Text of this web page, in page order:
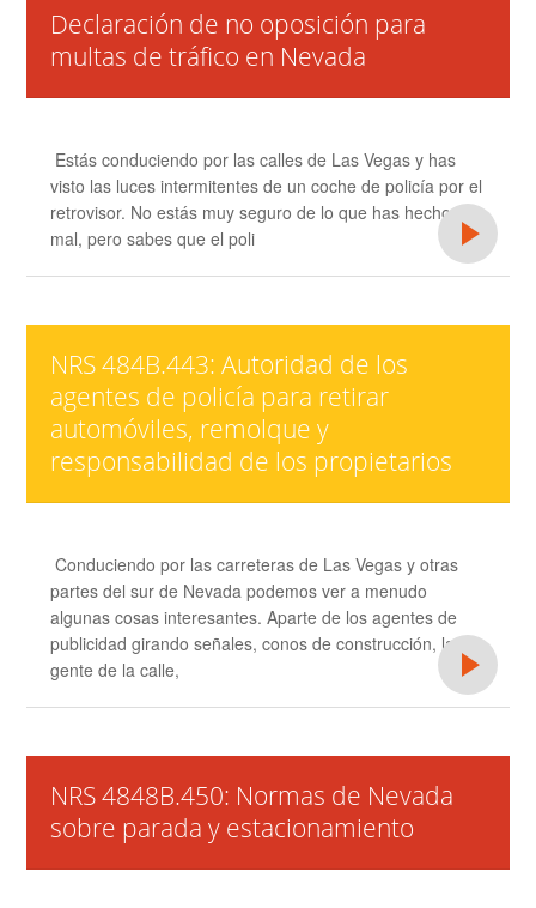
Declaración de no oposición para
multas de tráfico en Nevada
Estás conduciendo por las calles de Las Vegas y has
visto las luces intermitentes de un coche de policía por el
retrovisor. No estás muy seguro de lo que has hecho
mal, pero sabes que el poli
NRS 484B.443: Autoridad de los
agentes de policía para retirar
automóviles, remolque y
responsabilidad de los propietarios
Conduciendo por las carreteras de Las Vegas y otras
partes del sur de Nevada podemos ver a menudo
algunas cosas interesantes. Aparte de los agentes de
publicidad girando señales, conos de construcción, la
gente de la calle,
NRS 4848B.450: Normas de Nevada
sobre parada y estacionamiento